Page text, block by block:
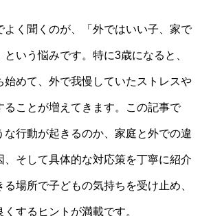
よく聞くのが、「外ではいい子、家で
いう悩みです。特に3歳になると、
始めて、外で我慢していたストレスや
ることが増えてきます。この記事で
な行動が起きるのか、家庭と外での違
、そして具体的な対応策を丁寧に紹介
る場所で子どもの気持ちを受け止め、
するヒントが満載です。